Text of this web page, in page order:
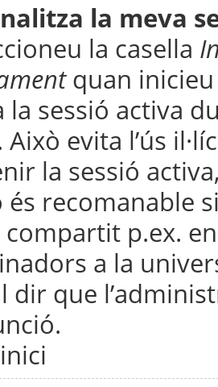
la meva
la casella
quan inicieu
sessió activa
evita l’ús
la sessió
és recomanable
p.ex.
a la
dir que